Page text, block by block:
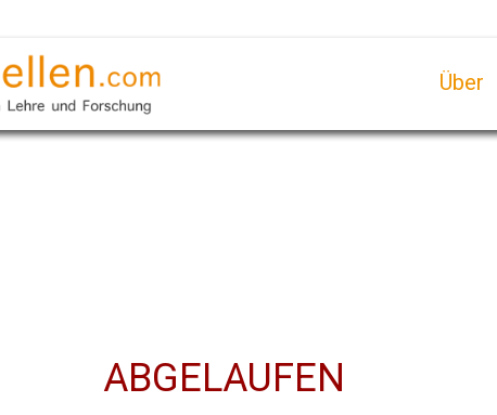
Über
ABGELAUFEN